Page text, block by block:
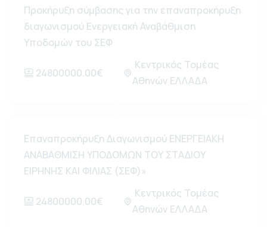
Προκήρυξη σύμβασης για την επαναπροκήρυξη
διαγωνισμού Ενεργειακή Αναβάθμιση
Υποδομών του ΣΕΦ
24800000.00€
Κεντρικός Τομέας
Αθηνών ΕΛΛΑΔΑ
Επαναπροκήρυξη Διαγωνισμού ΕΝΕΡΓΕΙΑΚΗ
ΑΝΑΒΑΘΜΙΣΗ ΥΠΟΔΟΜΩΝ ΤΟΥ ΣΤΑΔΙΟΥ
ΕΙΡΗΝΗΣ ΚΑΙ ΦΙΛΙΑΣ (ΣΕΦ)»
24800000.00€
Κεντρικός Τομέας
Αθηνών ΕΛΛΑΔΑ